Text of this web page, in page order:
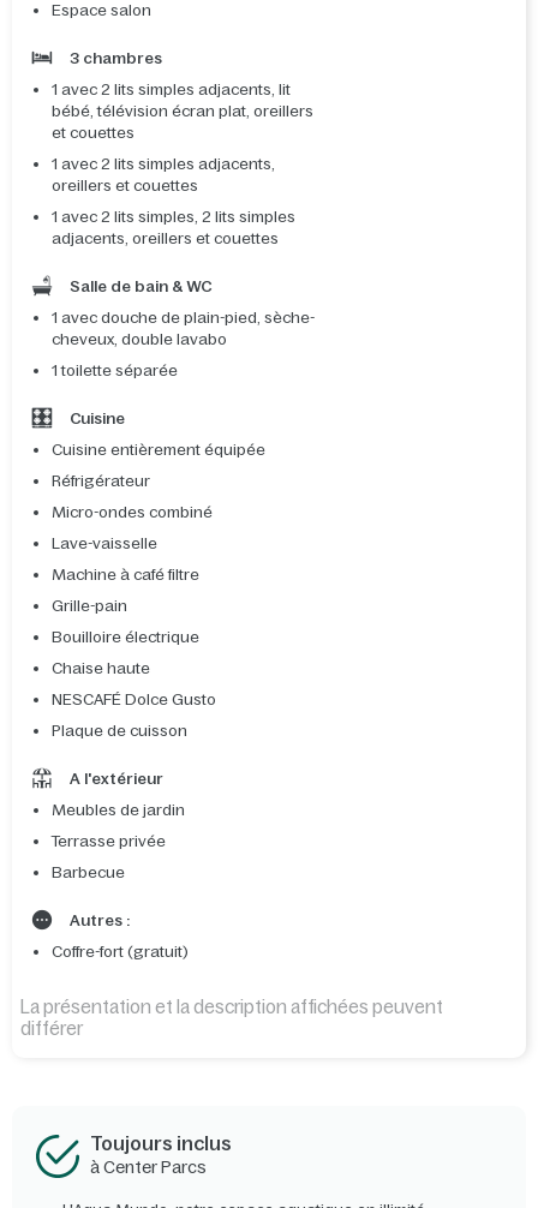
Espace salon
3 chambres
1 avec 2 lits simples adjacents, lit
bébé, télévision écran plat, oreillers
et couettes
1 avec 2 lits simples adjacents,
oreillers et couettes
1 avec 2 lits simples, 2 lits simples
adjacents, oreillers et couettes
Salle de bain & WC
1 avec douche de plain-pied, sèche-
cheveux, double lavabo
1 toilette séparée
Cuisine
Cuisine entièrement équipée
Réfrigérateur
Micro-ondes combiné
Lave-vaisselle
Machine à café filtre
Grille-pain
Bouilloire électrique
Chaise haute
NESCAFÉ Dolce Gusto
Plaque de cuisson
A l'extérieur
Meubles de jardin
Terrasse privée
Barbecue
Autres :
Coffre-fort (gratuit)
La présentation et la description affichées peuvent
différer
Toujours inclus
à Center Parcs